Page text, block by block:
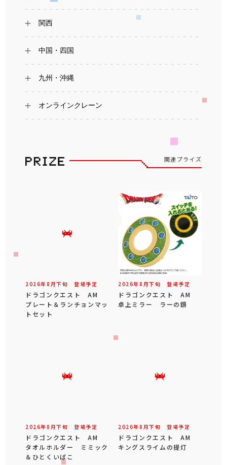
関西
中国・四国
九州・沖縄
オンラインクレーン
関連プライズ
2026年8 月下旬 登場予定
ドラゴンクエスト AM
プレート＆ランチョンマッ
トセット
2026年8 月下旬 登場予定
ドラゴンクエスト AM
卓上ミラー ラーの鏡
2026年8 月下旬 登場予定
ドラゴンクエスト AM
タオルホルダー ミミック
＆ひとくいばこ
2026年8 月下旬 登場予定
ドラゴンクエスト AM
キングスライムの提灯